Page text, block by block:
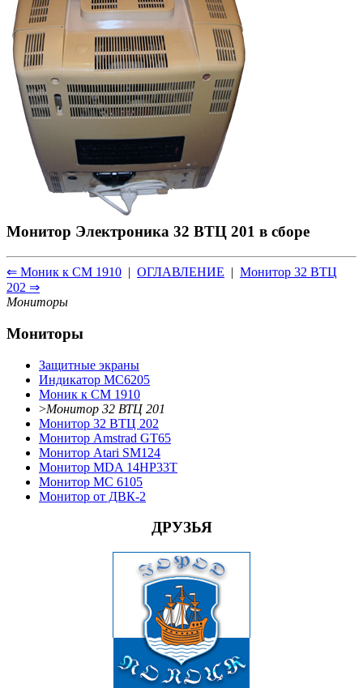
Монитор Электроника 32 ВТЦ 201 в сборе
⇐ Моник к CM 1910 | ОГЛАВЛЕНИЕ | Монитор 32 ВТЦ
202 ⇒
Мониторы
Мониторы
Защитные экраны
Индикатор МС6205
Моник к CM 1910
>Монитор 32 ВТЦ 201
Монитор 32 ВТЦ 202
Монитор Amstrad GT65
Монитор Atari SM124
Монитор MDA 14HP33T
Монитор МС 6105
Монитор от ДВК-2
ДРУЗЬЯ